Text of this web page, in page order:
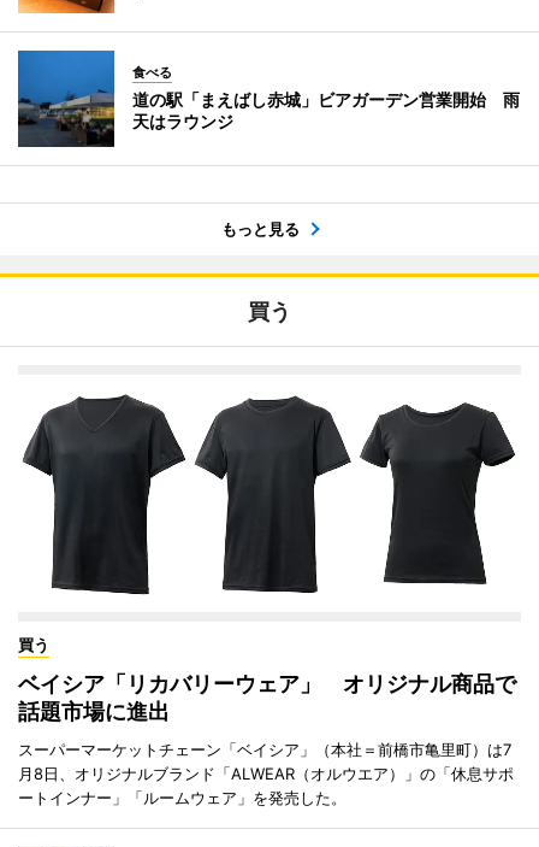
食べる
道の駅「まえばし赤城」ビアガーデン営業開始 雨
天はラウンジ
もっと見る
買う
買う
ベイシア「リカバリーウェア」 オリジナル商品で
話題市場に進出
スーパーマーケットチェーン「ベイシア」（本社＝前橋市亀里町）は7
月8日、オリジナルブランド「ALWEAR（オルウエア）」の「休息サポ
ートインナー」「ルームウェア」を発売した。